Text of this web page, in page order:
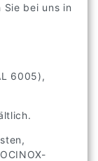
Sie bei uns in
6005),